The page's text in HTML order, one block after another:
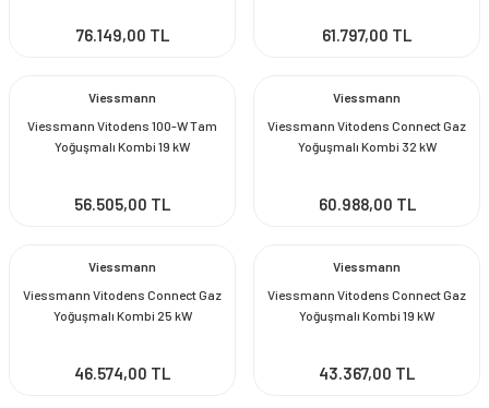
76.149,00 TL 61.797,00 TL
Viessmann
Viessmann Vitodens 100-W Tam
Yoğuşmalı Kombi 19 kW
56.505,00 TL
Viessmann
Viessmann Vitodens Connect Gaz
Yoğuşmalı Kombi 32 kW
60.988,00 TL
Viessmann
Viessmann Vitodens Connect Gaz
Yoğuşmalı Kombi 25 kW
46.574,00 TL
Viessmann
Viessmann Vitodens Connect Gaz
Yoğuşmalı Kombi 19 kW
43.367,00 TL